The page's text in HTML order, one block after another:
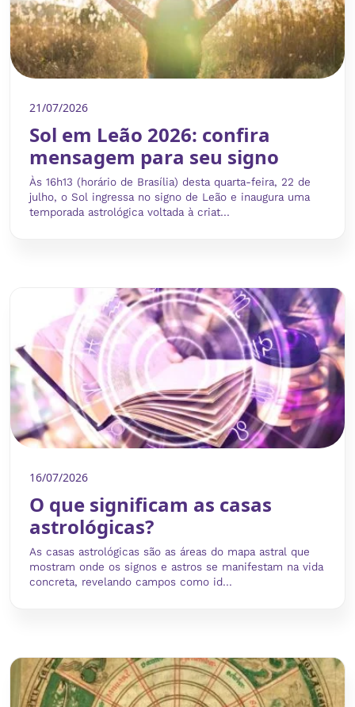
21/07/2026
Sol em Leão 2026: confira
mensagem para seu signo
Às 16h13 (horário de Brasília) desta quarta-feira, 22 de
julho, o Sol ingressa no signo de Leão e inaugura uma
temporada astrológica voltada à criat...
16/07/2026
O que significam as casas
astrológicas?
As casas astrológicas são as áreas do mapa astral que
mostram onde os signos e astros se manifestam na vida
concreta, revelando campos como id...